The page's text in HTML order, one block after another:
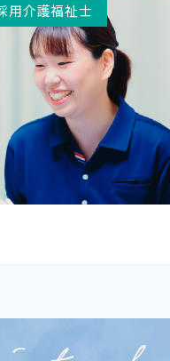
用介護福祉士